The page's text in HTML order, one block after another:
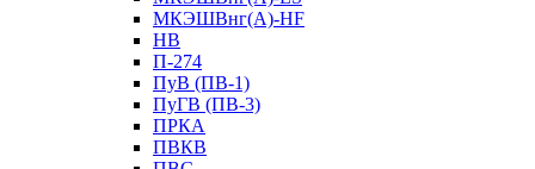
МКЭШВнг(А)-HF
НВ
П-274
ПуВ (ПВ-1)
ПуГВ (ПВ-3)
ПРКА
ПВКВ